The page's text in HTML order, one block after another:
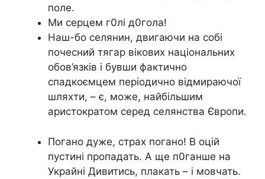
поле.
Ми серцем г0лі д0гола!
Наш-бо селянин, двигаючи на собі
почесний тягар вікових національних
обов’язків і бувши фактично
спадкоємцем періодично відмираючої
шляхти, – є, може, найбільшим
аристократом серед селянства Європи.
Погано дуже, страх погано! В оцій
пустині пропадать. А ще п0ганше на
Украйні Дивитись, плакать – і мовчать.